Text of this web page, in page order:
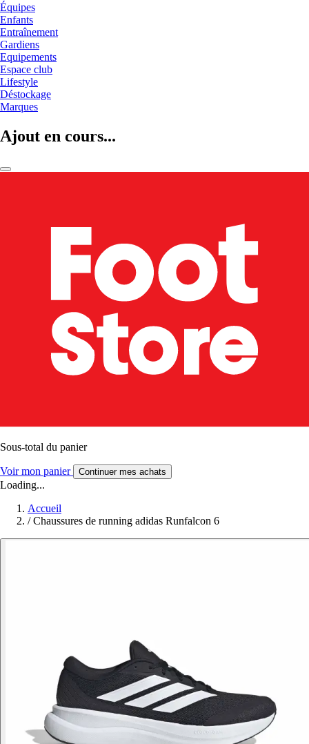
Équipes
Enfants
Entraînement
Gardiens
Equipements
Espace club
Lifestyle
Déstockage
Marques
Ajout en cours...
Sous-total du panier
Voir mon panier Continuer mes achats
Loading...
Accueil
/ Chaussures de running adidas Runfalcon 6